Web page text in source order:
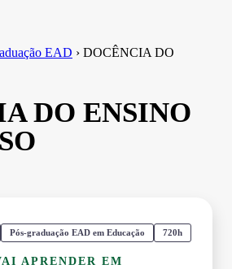
EAD › DOCÊNCIA DO
DO ENSINO
Pós-graduação EAD em Educação 720h
APRENDER EM